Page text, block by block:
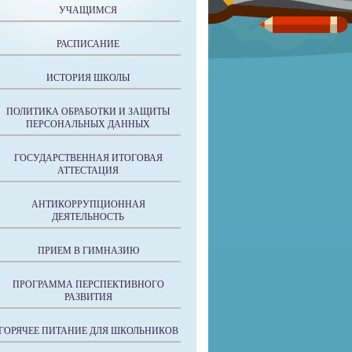
УЧАЩИМСЯ
РАСПИСАНИЕ
ИСТОРИЯ ШКОЛЫ
ПОЛИТИКА ОБРАБОТКИ И ЗАЩИТЫ
ПЕРСОНАЛЬНЫХ ДАННЫХ
ГОСУДАРСТВЕННАЯ ИТОГОВАЯ
АТТЕСТАЦИЯ
АНТИКОРРУПЦИОННАЯ
ДЕЯТЕЛЬНОСТЬ
ПРИЕМ В ГИМНАЗИЮ
ПРОГРАММА ПЕРСПЕКТИВНОГО
РАЗВИТИЯ
ПИТАНИЕ ДЛЯ ШКОЛЬНИКОВ